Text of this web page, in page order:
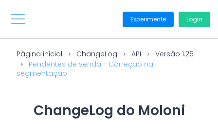
Experimente Login
Página inicial ChangeLog API
Versão 1.26
Pendentes de venda - Correção na
segmentação
ChangeLog do Moloni